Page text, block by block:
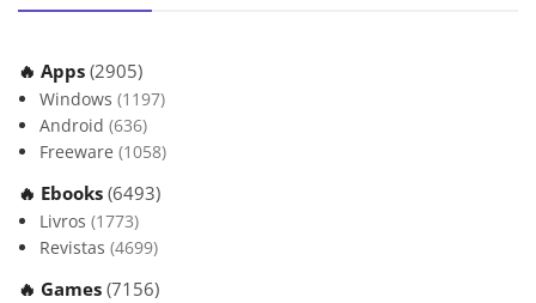
🔥 Apps (2905)
Windows (1197)
Android (636)
Freeware (1058)
🔥 Ebooks (6493)
Livros (1773)
Revistas (4699)
🔥 Games (7156)